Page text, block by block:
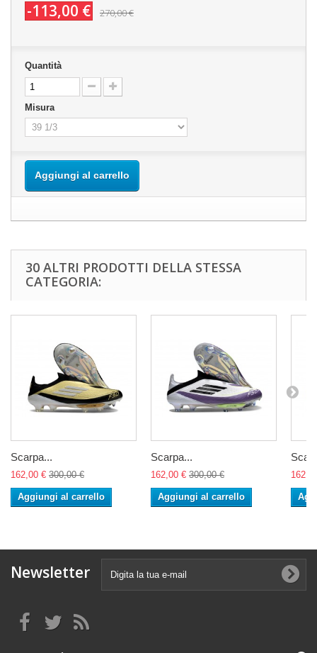
-113,00 € 270,00 €
Quantità
Misura
Aggiungi al carrello
30 ALTRI PRODOTTI DELLA STESSA
CATEGORIA:
Scarpa...
162,00 € 300,00 €
Aggiungi al carrello
Scarpa...
162,00 € 300,00 €
Aggiungi al carrello
Newsletter